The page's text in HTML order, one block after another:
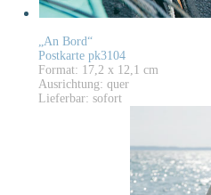
„An Bord“
Postkarte pk3104
Format: 17,2 x 12,1 cm
Ausrichtung: quer
Lieferbar: sofort